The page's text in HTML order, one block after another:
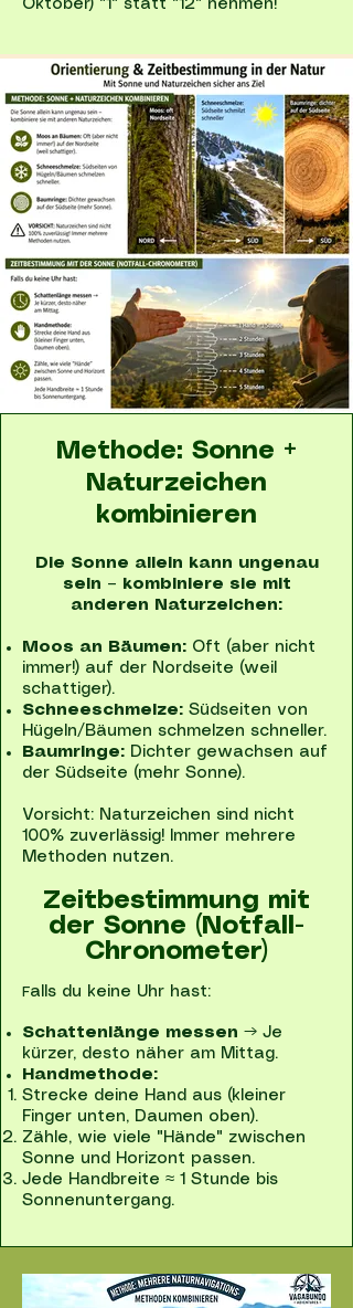
Oktober) "1" statt "12" nehmen!
Methode: Sonne +
Naturzeichen
kombinieren
Die Sonne allein kann ungenau
sein – kombiniere sie mit
anderen Naturzeichen:
Moos an Bäumen: Oft (aber nicht
immer!) auf der Nordseite (weil
schattiger).
Schneeschmelze: Südseiten von
Hügeln/Bäumen schmelzen schneller.
Baumringe: Dichter gewachsen auf
der Südseite (mehr Sonne).
Vorsicht: Naturzeichen sind nicht
100% zuverlässig! Immer mehrere
Methoden nutzen.
Zeitbestimmung mit
der Sonne (Notfall-
Chronometer)
Falls du keine Uhr hast:
Schattenlänge messen → Je
kürzer, desto näher am Mittag.
Handmethode:
Strecke deine Hand aus (kleiner
Finger unten, Daumen oben).
Zähle, wie viele "Hände" zwischen
Sonne und Horizont passen.
Jede Handbreite ≈ 1 Stunde bis
Sonnenuntergang.